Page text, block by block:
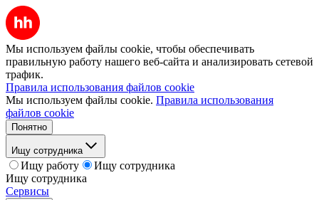
Мы используем файлы cookie, чтобы обеспечивать
правильную работу нашего веб-сайта и анализировать сетевой
трафик.
Правила использования файлов cookie
Мы используем файлы cookie. Правила использования
файлов cookie
Понятно
Ищу сотрудника
Ищу работу
Ищу сотрудника
Ищу сотрудника
Сервисы